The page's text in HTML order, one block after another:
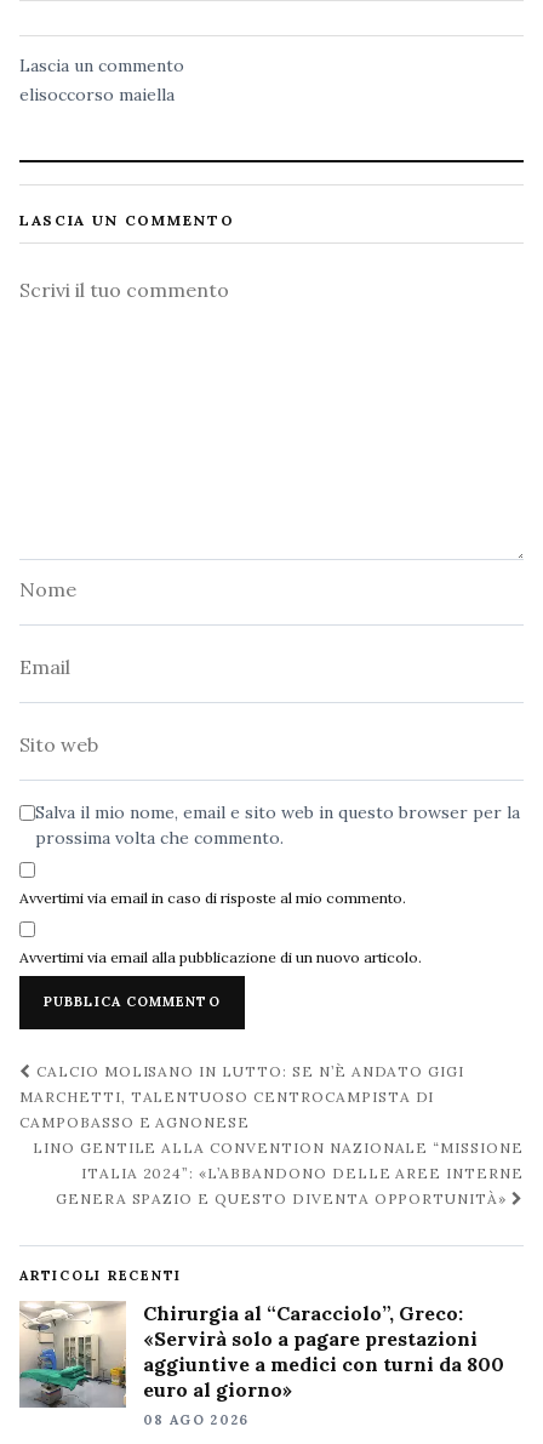
Lascia un commento
elisoccorso maiella
LASCIA UN COMMENTO
Commento
Salva il mio nome, email e sito web in questo browser per la
prossima volta che commento.
Avvertimi via email in caso di risposte al mio commento.
Avvertimi via email alla pubblicazione di un nuovo articolo.
Navigazione
post
CALCIO MOLISANO IN LUTTO: SE N’È ANDATO GIGI
MARCHETTI, TALENTUOSO CENTROCAMPISTA DI
CAMPOBASSO E AGNONESE
LINO GENTILE ALLA CONVENTION NAZIONALE “MISSIONE
ITALIA 2024”: «L’ABBANDONO DELLE AREE INTERNE
GENERA SPAZIO E QUESTO DIVENTA OPPORTUNITÀ»
ARTICOLI RECENTI
Chirurgia al “Caracciolo”, Greco:
«Servirà solo a pagare prestazioni
aggiuntive a medici con turni da 800
euro al giorno»
08 AGO 2026